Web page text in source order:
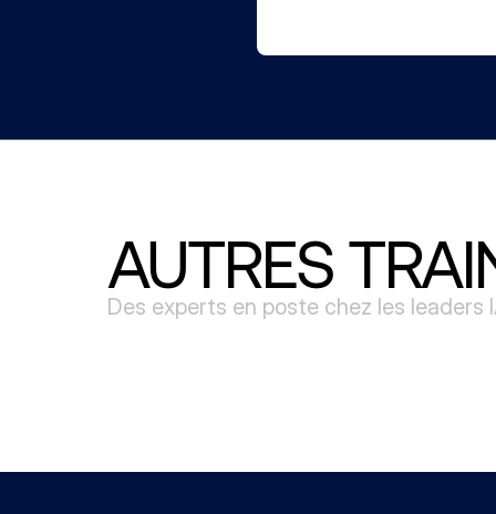
AUTRES
Des experts en poste chez les leaders